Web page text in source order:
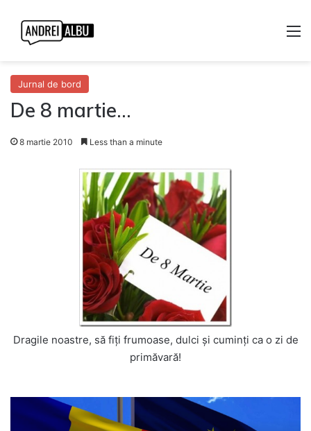
Jurnal de bord
De 8 martie…
8 martie 2010 Less than a minute
Dragile noastre, să fiţi frumoase, dulci şi cuminţi ca o zi de
primăvară!